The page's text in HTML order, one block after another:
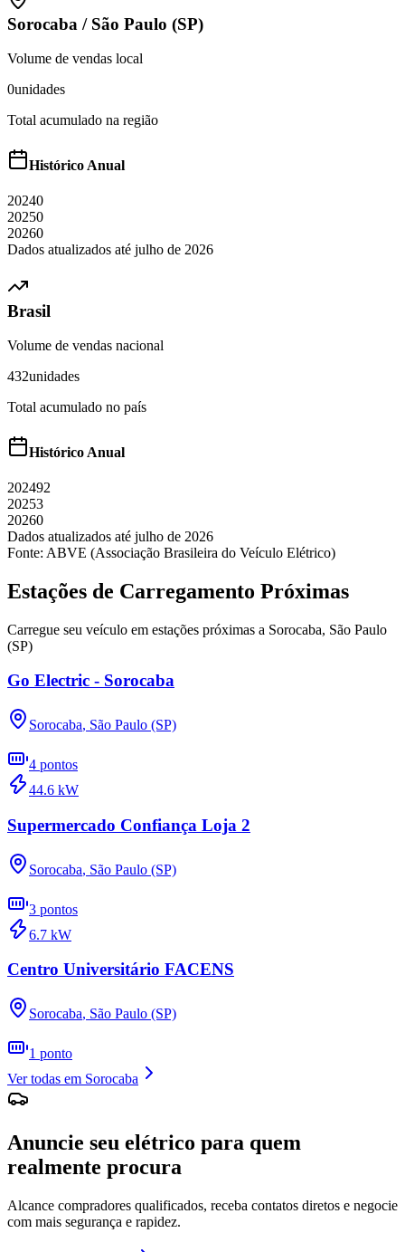
Sorocaba / São Paulo (SP)
Volume de vendas local
0unidades
Total acumulado na região
Histórico Anual
20240
20250
20260
Dados atualizados até julho de 2026
Brasil
Volume de vendas nacional
432unidades
Total acumulado no país
Histórico Anual
202492
20253
20260
Dados atualizados até julho de 2026
Fonte: ABVE (Associação Brasileira do Veículo Elétrico)
Estações de Carregamento Próximas
Carregue seu veículo em estações próximas a Sorocaba, São Paulo
(SP)
Go Electric - Sorocaba
Sorocaba, São Paulo (SP)
4 pontos
44.6 kW
Supermercado Confiança Loja 2
Sorocaba, São Paulo (SP)
3 pontos
6.7 kW
Centro Universitário FACENS
Sorocaba, São Paulo (SP)
1 ponto
Ver todas em Sorocaba
Anuncie seu elétrico para quem
realmente procura
Alcance compradores qualificados, receba contatos diretos e negocie
com mais segurança e rapidez.